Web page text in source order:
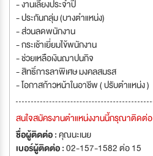
- งานเลี้ยงประจำปี
- ประกันกลุ่ม (บางตำแหน่ง)
- ส่วนลดพนักงาน
- กระเช้าเยี่ยมไข้พนักงาน
- ช่วยเหลือเงินฌาปนกิจ
- สิทธิ์การลาพิเศษ มงคลสมรส
- โอกาสก้าวหน้าในอาชีพ ( ปรับตำแหน่ง )
สนใจสมัครงานตำแหน่งงานนี้กรุณาติดต่อ
ชื่อผู้ติดต่อ :คุณนะเนย
เบอร์ผู้ติดต่อ :02-157-1582 ต่อ 15